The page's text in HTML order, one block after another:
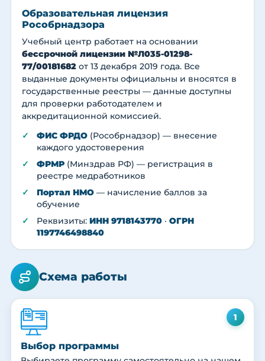
Образовательная лицензия
Рособрнадзора
Учебный центр работает на основании
бессрочной лицензии №Л035-01298-
77/00181682 от 13 декабря 2019 года. Все
выданные документы официальны и вносятся в
государственные реестры — данные доступны
для проверки работодателем и
аккредитационной комиссией.
ФИС ФРДО (Рособрнадзор) — внесение
каждого удостоверения
ФРМР (Минздрав РФ) — регистрация в
реестре медработников
Портал НМО — начисление баллов за
обучение
Реквизиты: ИНН 9718143770 · ОГРН
1197746498840
Схема работы
1
Выбор программы